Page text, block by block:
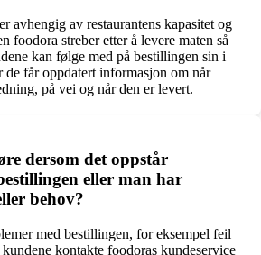
avhengig av restaurantens kapasitet og
foodora streber etter å levere maten så
kan følge med på bestillingen sin i
de får oppdatert informasjon om når
på vei og når den er levert.
dersom det oppstår
eller man har
behov?
med bestillingen, for eksempel feil
kontakte foodoras kundeservice